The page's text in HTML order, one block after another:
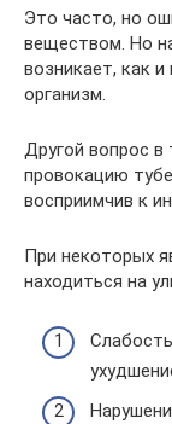
Это часто, но
веществом. Но
возникает, как и
организм.
Другой вопрос в
провокацию
восприимчив к
При некоторых
находиться на